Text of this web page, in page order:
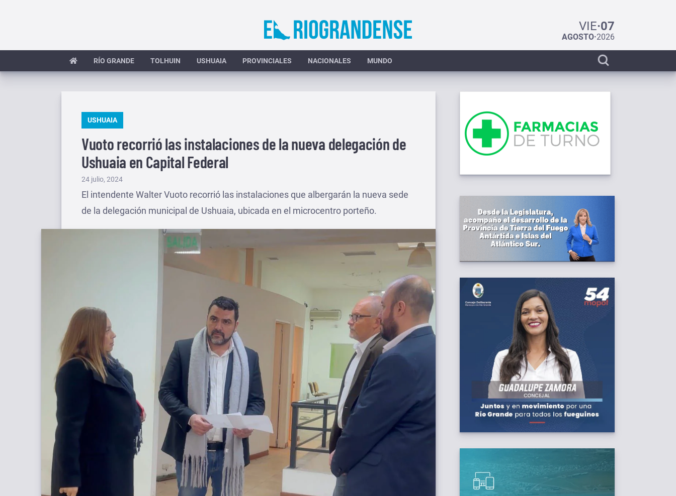
VIE·07
AGOSTO·2026
RÍO GRANDE TOLHUIN USHUAIA PROVINCIALES NACIONALES MUNDO
Display
search
PUBLICADO
USHUAIA
Vuoto recorrió las instalaciones de la nueva delegación de
Ushuaia en Capital Federal
Publicado
el
24 julio, 2024
El intendente Walter Vuoto recorrió las instalaciones que albergarán la nueva sede
de la delegación municipal de Ushuaia, ubicada en el microcentro porteño.